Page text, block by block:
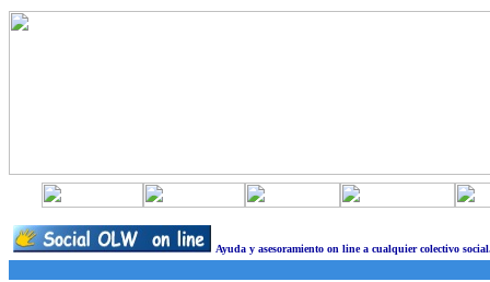
Ayuda y asesoramiento on line a cualquier colectivo